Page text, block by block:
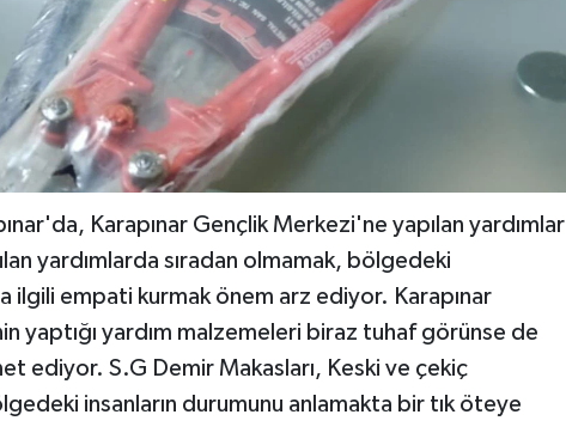
Karapınar Gençlik Merkezi'ne yapılan yardımlar
yardımlarda sıradan olmamak, bölgedeki
ilgili empati kurmak önem arz ediyor. Karapınar
yaptığı yardım malzemeleri biraz tuhaf görünse de
ediyor. S.G Demir Makasları, Keski ve çekiç
insanların durumunu anlamakta bir tık öteye